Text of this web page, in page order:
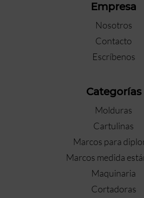
Empresa
Nosotros
Contacto
Escríbenos
Categorías
Molduras
Cartulinas
Marcos para
Marcos medida
Maquinaria
Cortadoras